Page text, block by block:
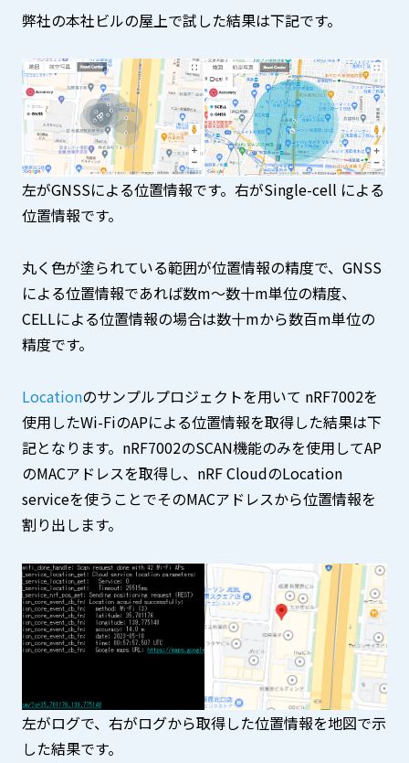
弊社の本社ビルの屋上で試した結果は下記です。
左がGNSSによる位置情報です。右がSingle-cell による
位置情報です。
丸く色が塗られている範囲が位置情報の精度で、GNSS
による位置情報であれば数m～数十m単位の精度、
CELLによる位置情報の場合は数十mから数百m単位の
精度です。
Locationのサンプルプロジェクトを用いて nRF7002を
使用したWi-FiのAPによる位置情報を取得した結果は下
記となります。nRF7002のSCAN機能のみを使用してAP
のMACアドレスを取得し、nRF CloudのLocation
serviceを使うことでそのMACアドレスから位置情報を
割り出します。
左がログで、右がログから取得した位置情報を地図で示
した結果です。